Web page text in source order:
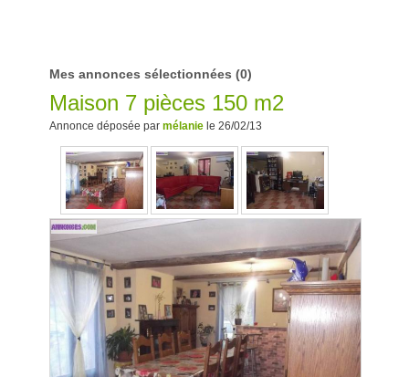
Mes annonces sélectionnées (0)
Maison 7 pièces 150 m2
Annonce déposée par mélanie le 26/02/13